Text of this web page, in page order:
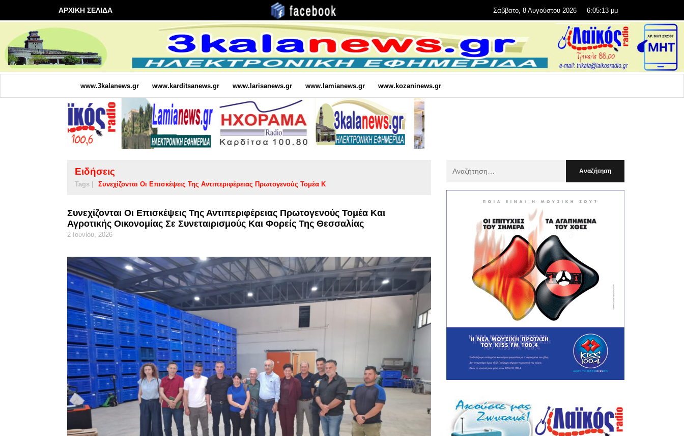
ΑΡΧΙΚΗ ΣΕΛΙΔΑ Σάββατο, 8 Αυγούστου 2026 6:05:15 μμ
www.3kalanews.gr www.karditsanews.gr www.larisanews.gr www.lamianews.gr www.kozaninews.gr
Ειδήσεις
Tags | Συνεχίζονται Οι Επισκέψεις Της Αντιπεριφέρειας Πρωτογενούς Τομέα Κ
Συνεχίζονται Οι Επισκέψεις Της Αντιπεριφέρειας Πρωτογενούς Τομέα Και
Αγροτικής Οικονομίας Σε Συνεταιρισμούς Και Φορείς Της Θεσσαλίας
2 Ιουνίου, 2026
: